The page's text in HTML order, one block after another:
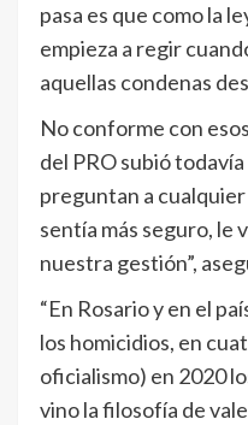
pasa es que como la
empieza a regir
aquellas condenas
No conforme con
del PRO subió todavía
preguntan a
sentía más seguro, le
nuestra gestión”,
“En Rosario y en el
los homicidios, en
oficialismo) en 2020
vino la filosofía de